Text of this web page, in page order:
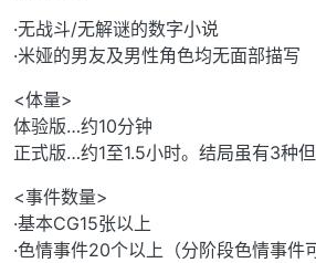
·无战斗/无解谜的数字小说
·米娅的男友及男性角色均无面部描写
<体量>
体验版…约10分钟
正式版…约1至1.5小时。结局虽有3种但
<事件数量>
·基本CG15张以上
·色情事件20个以上（分阶段色情事件